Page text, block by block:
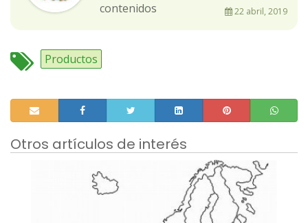
contenidos
22 abril, 2019
Productos
Otros artículos de interés